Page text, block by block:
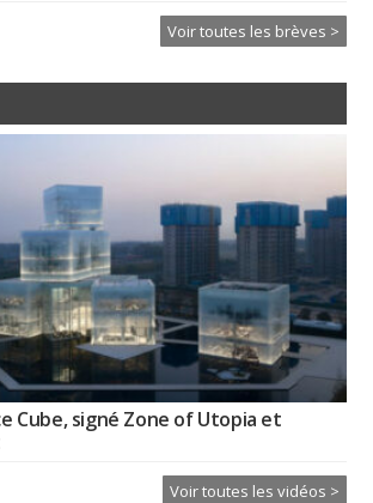
Voir toutes les brèves >
Cube, signé Zone of Utopia et
Voir toutes les vidéos >